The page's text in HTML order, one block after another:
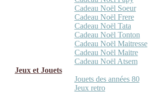
Cadeau Noël Soeur
Cadeau Noël Frere
Cadeau Noël Tata
Cadeau Noël Tonton
Cadeau Noël Maitresse
Cadeau Noël Maitre
Cadeau Noël Atsem
Jeux et Jouets
Jouets des années 80
Jeux retro